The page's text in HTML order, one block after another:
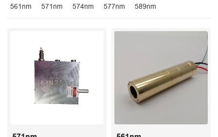
561nm 571nm 574nm 577nm 589nm